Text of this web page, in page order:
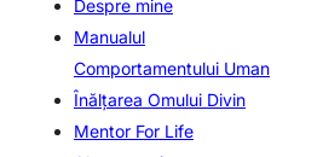
Despre mine
Manualul
Comportamentului Uman
Înălţarea Omului Divin
Mentor For Life